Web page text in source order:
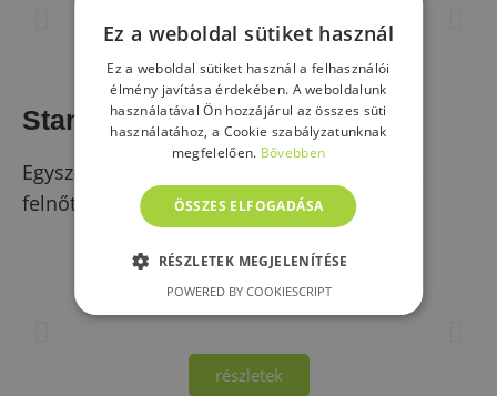
részletek
Standard apartman
Egyszobás, ugyanakkor tágas, kényelmes. 2
felnőtt, ill. babával érkező szülők részére…
2 1 1
részletek
Ez a weboldal sütiket használ
Ez a weboldal sütiket használ a felhasználói
élmény javítása érdekében. A weboldalunk
használatával Ön hozzájárul az összes süti
használatához, a Cookie szabályzatunknak
megfelelően. Bővebben
ÖSSZES ELFOGADÁSA
RÉSZLETEK MEGJELENÍTÉSE
POWERED BY COOKIESCRIPT